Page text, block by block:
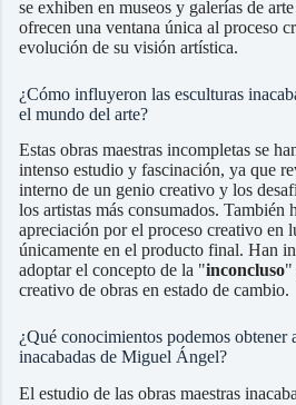
se exhiben en museos y galerías de
ofrecen una ventana única al proceso
evolución de su visión artística.
¿Cómo influyeron las esculturas
el mundo del arte?
Estas obras maestras incompletas se
intenso estudio y fascinación, ya que
interno de un genio creativo y los
los artistas más consumados. También
apreciación por el proceso creativo en
únicamente en el producto final. Han
adoptar el concepto de la "inconcluso"
creativo de obras en estado de cambio.
¿Qué conocimientos podemos obtener
inacabadas de Miguel Ángel?
El estudio de las obras maestras